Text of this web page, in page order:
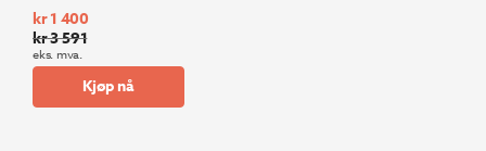
kr3 591
Opprinnelig
pris
kr1 400
Nåværende
pris
eks. mva.
Kjøp nå